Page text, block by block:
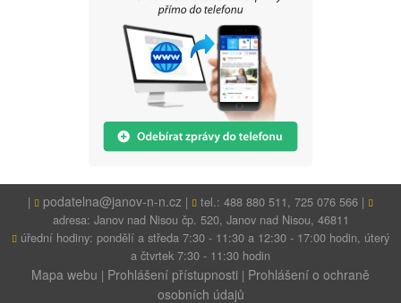
| podatelna@janov-n-n.cz |
tel.: 488 880 511, 725 076 566 |
adresa: Janov nad Nisou čp. 520, Janov nad Nisou, 46811
úřední hodiny: pondělí a středa 7:30 - 11:30 a 12:30 - 17:00 hodin, úterý
a čtvrtek 7:30 - 11:30 hodin
Mapa webu | Prohlášení přístupnosti | Prohlášení o ochraně
osobních údajů